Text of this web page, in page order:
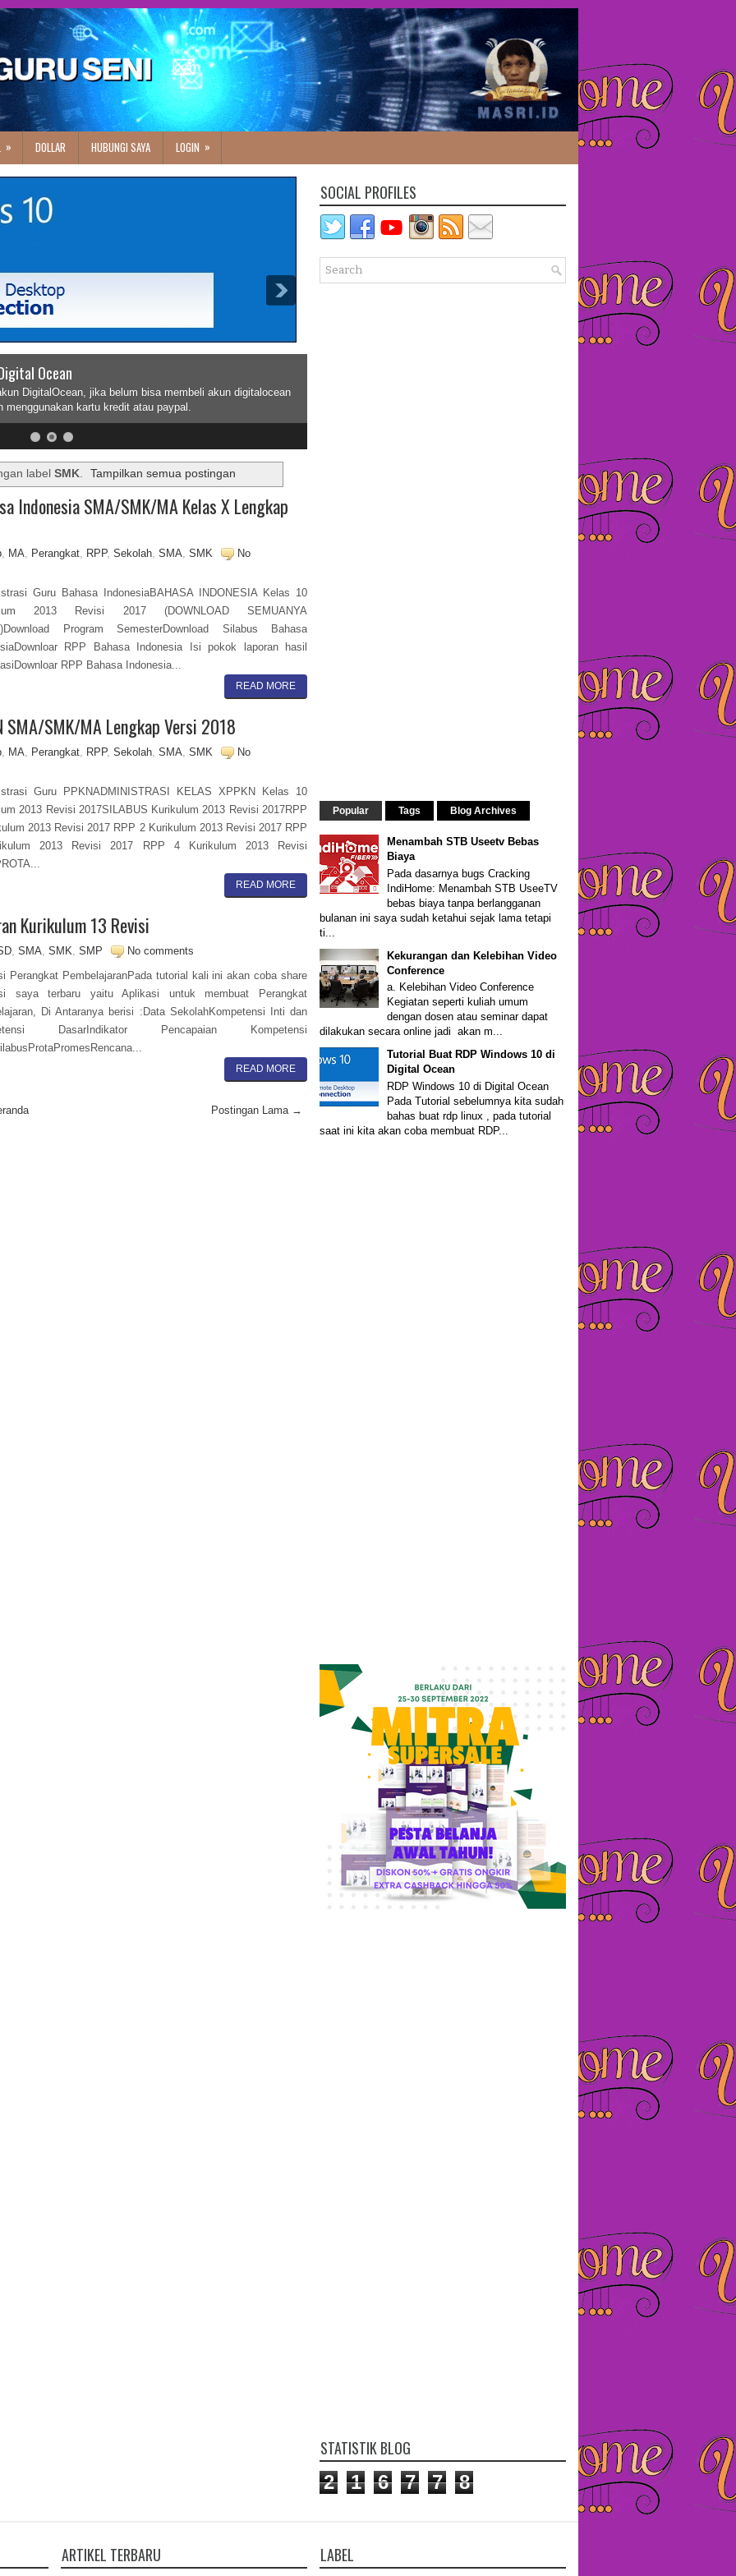
» DOLLAR HUBUNGI SAYA LOGIN »
Ocean
DigitalOcean, jika belum bisa membeli akun digitalocean
kartu kredit atau paypal.
label SMK. Tampilkan semua postingan
Indonesia SMA/SMK/MA Kelas X Lengkap
MA Perangkat RPP, Sekolah SMA SMK No
Guru Bahasa IndonesiaBAHASA INDONESIA Kelas 10
2013 Revisi 2017 (DOWNLOAD SEMUANYA
Program SemesterDownload Silabus Bahasa
RPP Bahasa Indonesia Isi pokok laporan hasil
RPP Bahasa Indonesia...
READ MORE
SMA/SMK/MA Lengkap Versi 2018
MA Perangkat RPP, Sekolah SMA SMK No
Guru PPKNADMINISTRASI KELAS XPPKN Kelas 10
2013 Revisi 2017SILABUS Kurikulum 2013 Revisi 2017RPP
2013 Revisi 2017 RPP 2 Kurikulum 2013 Revisi 2017 RPP
2013 Revisi 2017 RPP 4 Kurikulum 2013 Revisi
READ MORE
Kurikulum 13 Revisi
SMA SMK SMP
No comments
Perangkat PembelajaranPada tutorial kali ini akan coba share
saya terbaru yaitu Aplikasi untuk membuat Perangkat
Di Antaranya berisi :Data SekolahKompetensi Inti dan
DasarIndikator Pencapaian Kompetensi
READ MORE
Postingan Lama →
SOCIAL PROFILES
Popular Tags Blog Archives
Menambah STB Useetv Bebas
Biaya
Pada dasarnya bugs Cracking
IndiHome: Menambah STB UseeTV
bebas biaya tanpa berlangganan
bulanan ini saya sudah ketahui sejak lama tetapi
ti...
Kekurangan dan Kelebihan Video
Conference
a. Kelebihan Video Conference
Kegiatan seperti kuliah umum
dengan dosen atau seminar dapat
dilakukan secara online jadi akan m...
Tutorial Buat RDP Windows 10 di
Digital Ocean
RDP Windows 10 di Digital Ocean
Pada Tutorial sebelumnya kita sudah
bahas buat rdp linux , pada tutorial
saat ini kita akan coba membuat RDP...
STATISTIK BLOG
2 1 6 7 7 8
ARTIKEL TERBARU LABEL